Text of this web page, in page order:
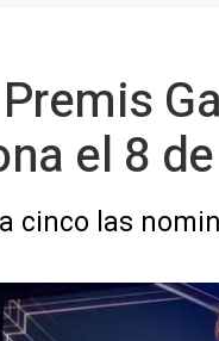
el 8
cinco las